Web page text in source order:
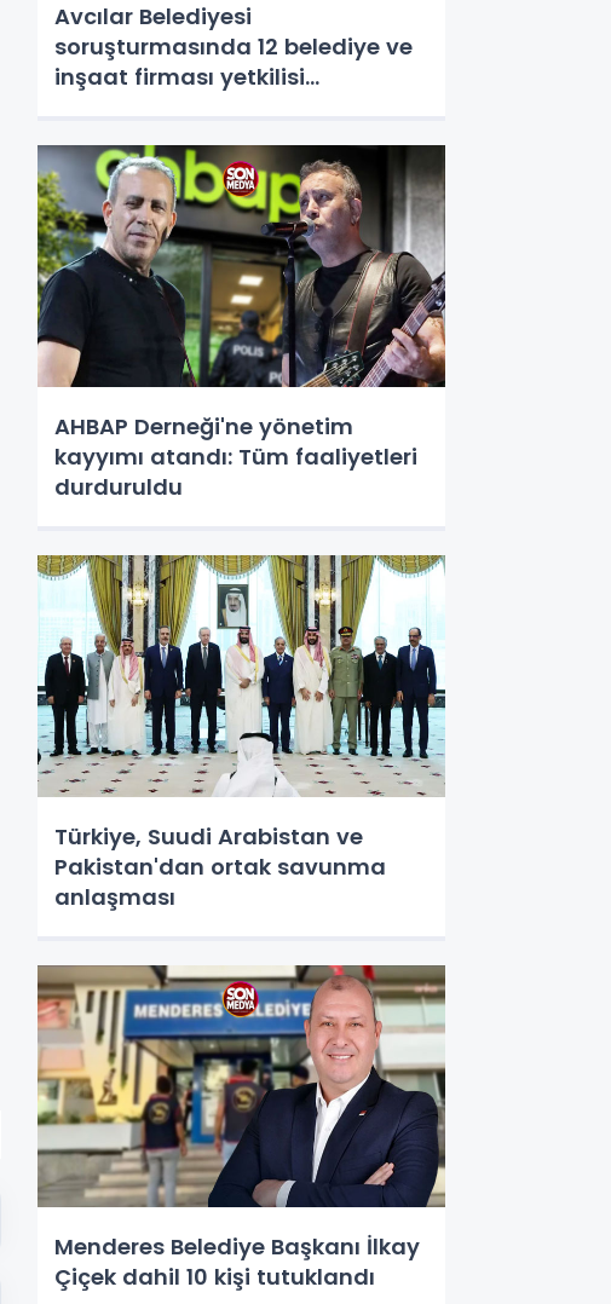
Avcılar Belediyesi
soruşturmasında 12 belediye ve
inşaat firması yetkilisi
AHBAP Derneği'ne yönetim
kayyımı atandı: Tüm faaliyetleri
durduruldu
Türkiye, Suudi Arabistan ve
Pakistan'dan ortak savunma
anlaşması
Menderes Belediye Başkanı İlkay
Çiçek dahil 10 kişi tutuklandı